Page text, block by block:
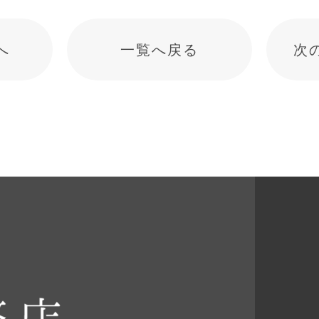
一覧へ戻る 次